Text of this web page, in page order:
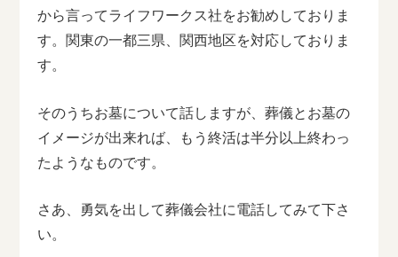
から言ってライフワークス社をお勧めしておりま
す。関東の一都三県、関西地区を対応しておりま
す。
そのうちお墓について話しますが、葬儀とお墓の
イメージが出来れば、もう終活は半分以上終わっ
たようなものです。
さあ、勇気を出して葬儀会社に電話してみて下さ
い。